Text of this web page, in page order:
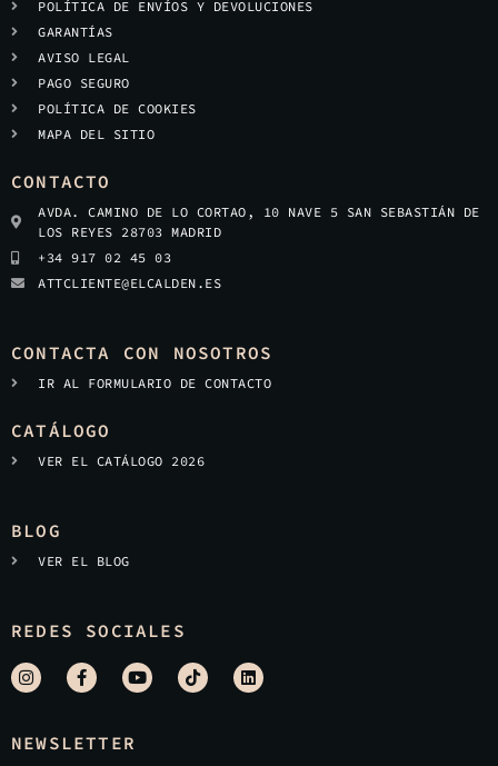
POLÍTICA DE ENVÍOS Y DEVOLUCIONES
GARANTÍAS
AVISO LEGAL
PAGO SEGURO
POLÍTICA DE COOKIES
MAPA DEL SITIO
CONTACTO
AVDA. CAMINO DE LO CORTAO, 10 NAVE 5 SAN SEBASTIÁN DE
LOS REYES 28703 MADRID
+34 917 02 45 03
ATTCLIENTE@ELCALDEN.ES
CONTACTA CON NOSOTROS
IR AL FORMULARIO DE CONTACTO
CATÁLOGO
VER EL CATÁLOGO 2026
BLOG
VER EL BLOG
REDES SOCIALES
NEWSLETTER